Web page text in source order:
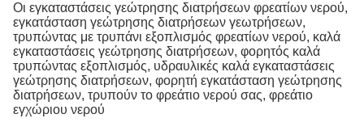
Οι εγκαταστάσεις γεώτρησης διατρήσεων φρεατίων νερού,
εγκατάσταση γεώτρησης διατρήσεων γεωτρήσεων,
τρυπώντας με τρυπάνι εξοπλισμός φρεατίων νερού, καλά
εγκαταστάσεις γεώτρησης διατρήσεων, φορητός καλά
τρυπώντας εξοπλισμός, υδραυλικές καλά εγκαταστάσεις
γεώτρησης διατρήσεων, φορητή εγκατάσταση γεώτρησης
διατρήσεων, τρυπούν το φρεάτιο νερού σας, φρεάτιο
εγχώριου νερού